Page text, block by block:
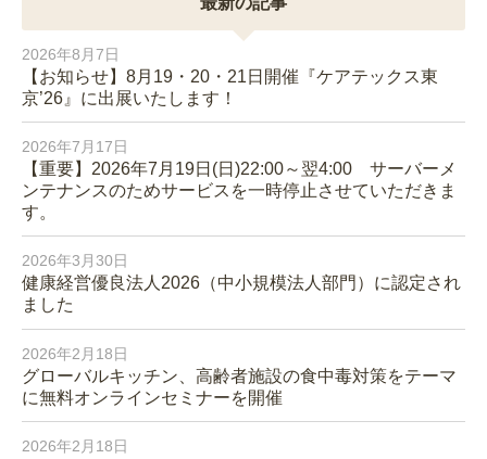
2026年8月7日
【お知らせ】8月19・20・21日開催『ケアテックス東
京’26』に出展いたします！
2026年7月17日
【重要】2026年7月19日(日)22:00～翌4:00 サーバーメ
ンテナンスのためサービスを一時停止させていただきま
す。
2026年3月30日
健康経営優良法人2026（中小規模法人部門）に認定され
ました
2026年2月18日
グローバルキッチン、高齢者施設の食中毒対策をテーマ
に無料オンラインセミナーを開催
2026年2月18日